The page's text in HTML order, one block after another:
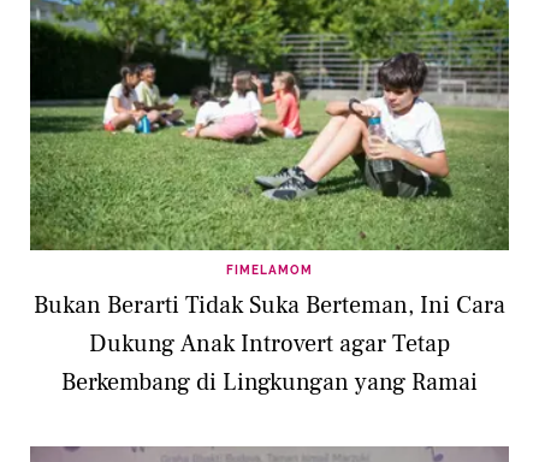
FIMELAMOM
Bukan Berarti Tidak Suka Berteman, Ini Cara
Dukung Anak Introvert agar Tetap
Berkembang di Lingkungan yang Ramai